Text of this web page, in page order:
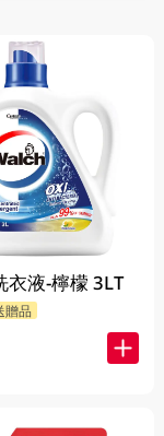
衣液-檸檬 3LT
贈品